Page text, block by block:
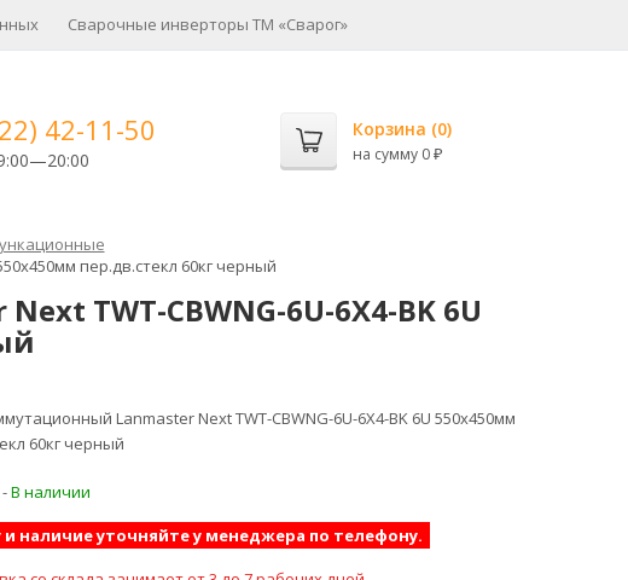
Сварочные инверторы ТМ «Сварог»
42-11-50 Корзина (0)
на сумму 0 ₽
пер.дв.стекл 60кг черный
TWT-CBWNG-6U-6X4-BK 6U
Lanmaster Next TWT-CBWNG-6U-6X4-BK 6U 550x450мм
60кг черный
В наличии
наличие уточняйте у менеджера по телефону.